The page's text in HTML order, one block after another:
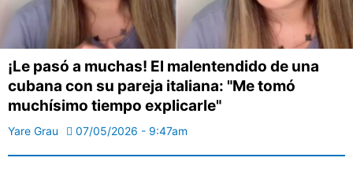
¡Le pasó a muchas! El malentendido de una
cubana con su pareja italiana: "Me tomó
muchísimo tiempo explicarle"
Yare Grau 07/05/2026 - 9:47am